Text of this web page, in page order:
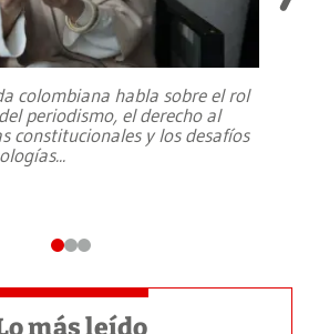
colombiana habla sobre el rol
periodismo, el derecho al
constitucionales y los desafíos
...